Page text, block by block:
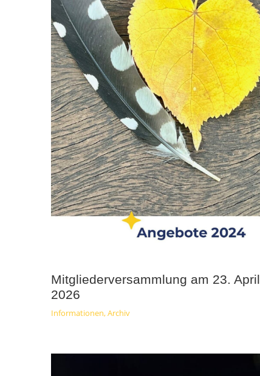
Mitgliederversammlung am 23. April
2026
Informationen,Archiv